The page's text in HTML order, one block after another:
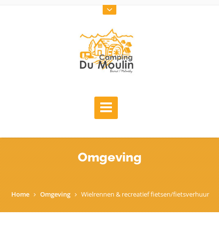
Omgeving
Home Omgeving Wielrennen & recreatief fietsen/fietsverhuur